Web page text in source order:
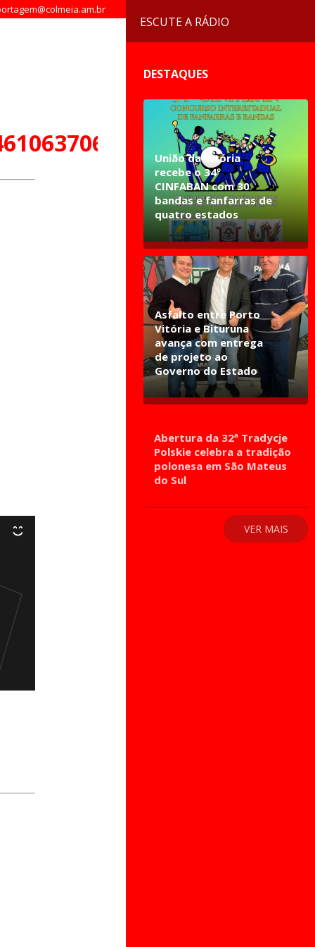
ESCUTE A RÁDIO
DESTAQUES
União da Vitória
recebe o 34º
CINFABAN com 30
bandas e fanfarras de
quatro estados
Asfalto entre Porto
Vitória e Bituruna
avança com entrega
de projeto ao
Governo do Estado
Abertura da 32ª Tradycje
Polskie celebra a tradição
polonesa em São Mateus
do Sul
VER MAIS